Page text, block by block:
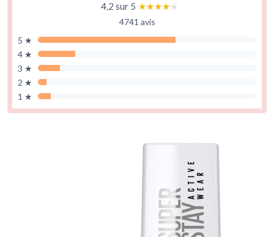
4,2 sur 5 ★★★★★
★★★★★
4741 avis
5 ★
4 ★
3 ★
2 ★
1 ★